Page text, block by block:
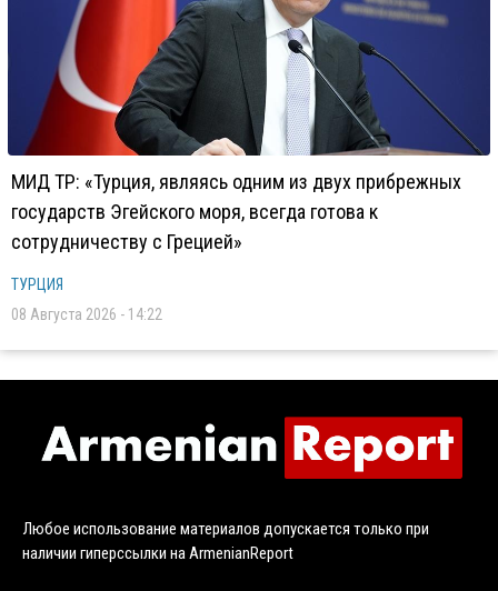
МИД ТР: «Турция, являясь одним из двух прибрежных
государств Эгейского моря, всегда готова к
сотрудничеству с Грецией»
ТУРЦИЯ
08 Августа 2026 - 14:22
Любое использование материалов допускается только при
наличии гиперссылки на ArmenianReport